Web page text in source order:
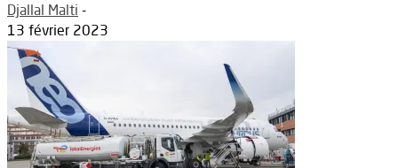
Djallal Malti -
13 février 2023